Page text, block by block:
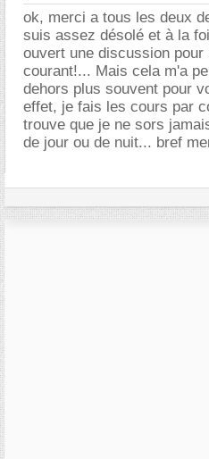
ok, merci a tous les deux
suis assez désolé et à la
ouvert une discussion pour
courant!... Mais cela m'a
dehors plus souvent pour
effet, je fais les cours par
trouve que je ne sors
de jour ou de nuit... bref